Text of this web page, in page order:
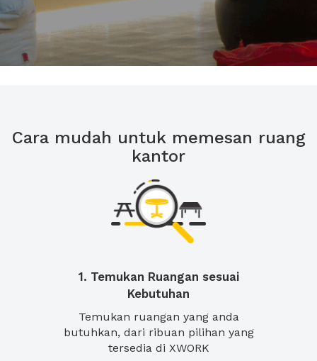
Cara mudah untuk memesan ruang
kantor
1. Temukan Ruangan sesuai
Kebutuhan
Temukan ruangan yang anda
butuhkan, dari ribuan pilihan yang
tersedia di XWORK